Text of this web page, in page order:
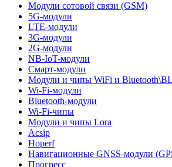
Модули сотовой связи (GSM)
5G-модули
LTE-модули
3G-модули
2G-модули
NB-IoT-модули
Смарт-модули
Модули и чипы WiFi и
Wi-Fi-модули
Bluetooth-модули
Wi-Fi-чипы
Модули и чипы Lora
Acsip
Hoperf
Навигационные GNSS-модули
Прогресс